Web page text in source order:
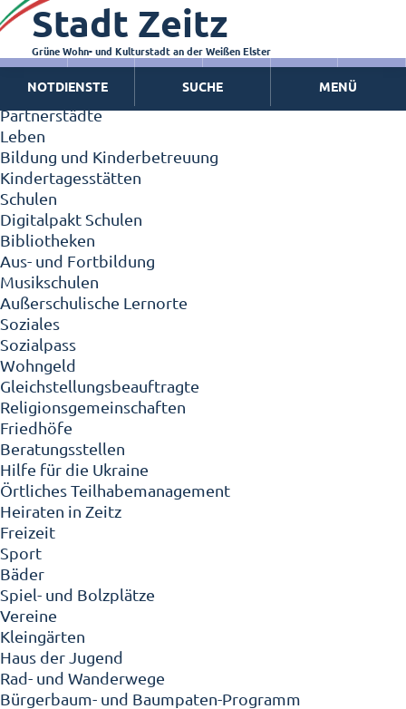
Zeitz - Die Kleinstadt
Willkommen in Zeitz!
Interview mit Oberbürgermeister Christian Thieme
Zeitz - Stadt der Zukunft
Ortschaften
Partnerstädte
Leben
Bildung und Kinderbetreuung
Kindertagesstätten
Schulen
Digitalpakt Schulen
Bibliotheken
Aus- und Fortbildung
Musikschulen
Außerschulische Lernorte
Soziales
Sozialpass
Wohngeld
Gleichstellungsbeauftragte
Religionsgemeinschaften
Friedhöfe
Beratungsstellen
Hilfe für die Ukraine
Örtliches Teilhabemanagement
Heiraten in Zeitz
Freizeit
Sport
Bäder
Spiel- und Bolzplätze
Vereine
Kleingärten
Haus der Jugend
Rad- und Wanderwege
Bürgerbaum- und Baumpaten-Programm
Stadt Zeitz
Grüne Wohn- und Kulturstadt an der Weißen Elster
NOTDIENSTE SUCHE MENÜ